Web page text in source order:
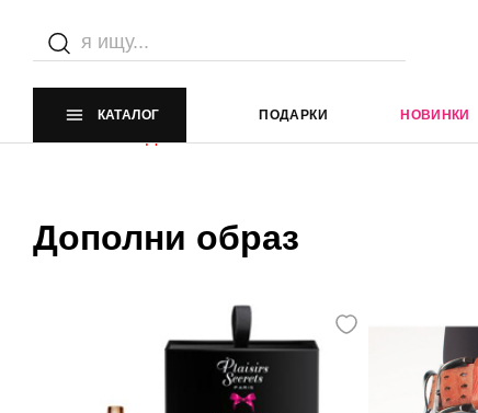
КАТАЛОГ ПОДАРКИ НОВИНКИ
Главная страница
Каталог
Дополни образ